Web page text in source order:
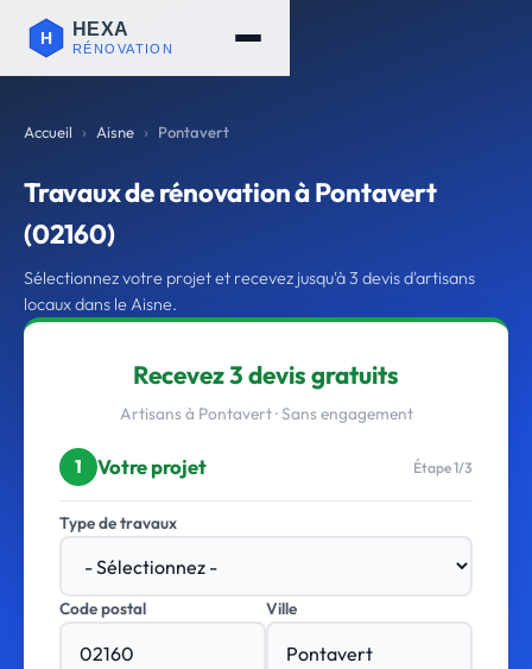
Accueil Aisne Pontavert
Travaux de rénovation à Pontavert
(02160)
Sélectionnez votre projet et recevez jusqu'à 3 devis d'artisans
locaux dans le Aisne.
Recevez 3 devis gratuits
Artisans à Pontavert · Sans engagement
1 Votre projet Étape 1/3
Type de travaux
Code postal Ville